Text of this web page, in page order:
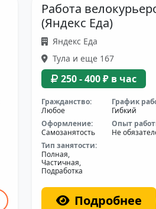
Работа
(Яндекс Еда)
Яндекс Еда
Тула и еще 167
250 - 400 ₽ в час
Гражданство:
Любое
График
Гибкий
Оформление:
Самозанятость
Опыт
Не
Тип занятости:
Полная,
Частичная,
Подработка
Подробнее